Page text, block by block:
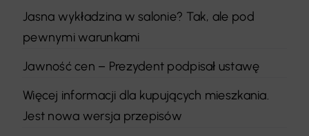
Jasna wykładzina w salonie? Tak, ale pod
pewnymi warunkami
Jawność cen – Prezydent podpisał ustawę
Więcej informacji dla kupujących mieszkania.
Jest nowa wersja przepisów